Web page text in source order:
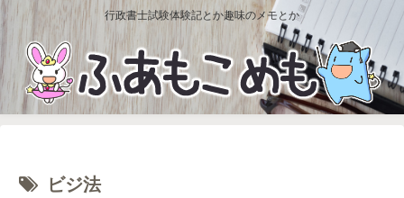
行政書士試験体験記とか趣味のメモとか
ビジ法